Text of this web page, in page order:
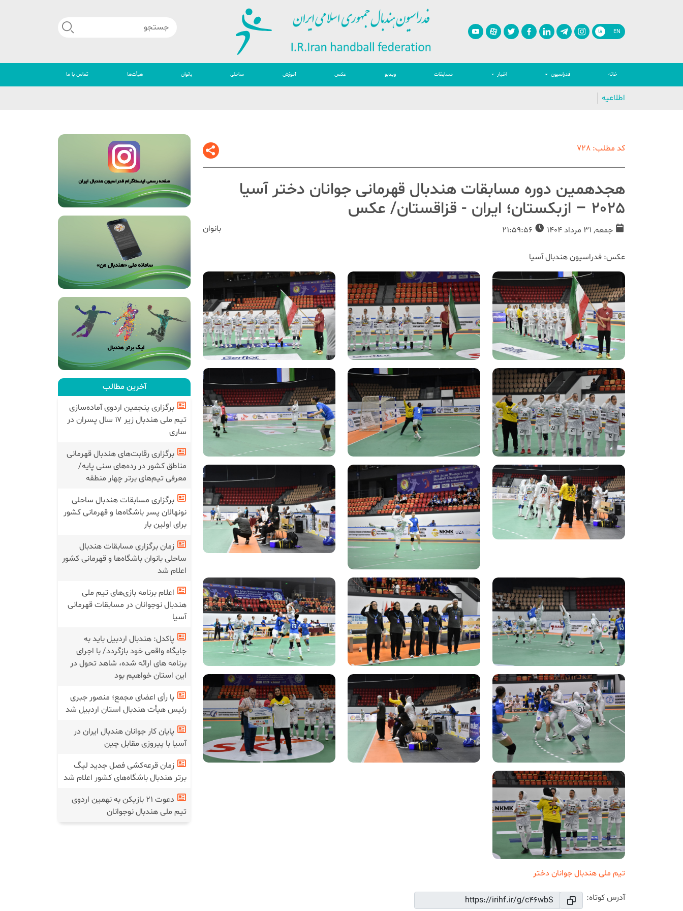
EN فا
خانه فدراسیون اخبار مسابقات ویدیو عکس آموزش ساحلی بانوان هیأت‌ها تماس با ما
اطلاعیه
کد مطلب: 728
هجدهمین دوره مسابقات هندبال قهرمانی جوانان دختر آسیا
2025 – ازبکستان؛ ایران - قزاقستان/ عکس
جمعه, 31 مرداد 1404 بانوان
عکس: فدراسیون هندبال آسیا
تیم ملی هندبال جوانان دختر
آدرس کوتاه:
آخرین مطالب
برگزاری پنجمین اردوی آماده‌سازی
تیم ملی هندبال زیر ۱۷ سال پسران در
ساری
برگزاری رقابت‌های هندبال قهرمانی
مناطق کشور در رده‌های سنی پایه/
معرفی تیم‌های برتر چهار منطقه
برگزاری مسابقات هندبال ساحلی
نونهالان پسر باشگاه‌ها و قهرمانی کشور
برای اولین بار
زمان برگزاری مسابقات هندبال
ساحلی بانوان باشگاه‌ها و قهرمانی کشور
اعلام شد
اعلام برنامه بازی‌های تیم ملی
هندبال نوجوانان در مسابقات قهرمانی
آسیا
پاکدل: هندبال اردبیل باید به
جایگاه واقعی خود بازگردد/ با اجرای
برنامه های ارائه شده، شاهد تحول در
این استان خواهیم بود
با رأی اعضای مجمع؛ منصور جبری
رئیس هیأت هندبال استان اردبیل شد
پایان کار جوانان هندبال ایران در
آسیا با پیروزی مقابل چین
زمان قرعه‌کشی فصل جدید لیگ
برتر هندبال باشگاه‌های کشور اعلام شد
دعوت ۲۱ بازیکن به نهمین اردوی
تیم ملی هندبال نوجوانان